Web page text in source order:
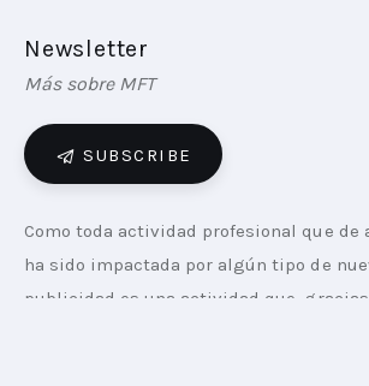
Newsletter
Más sobre MFT
SUBSCRIBE
Como toda actividad profesional que de
ha sido impactada por algún tipo de
publicidad es una actividad que,